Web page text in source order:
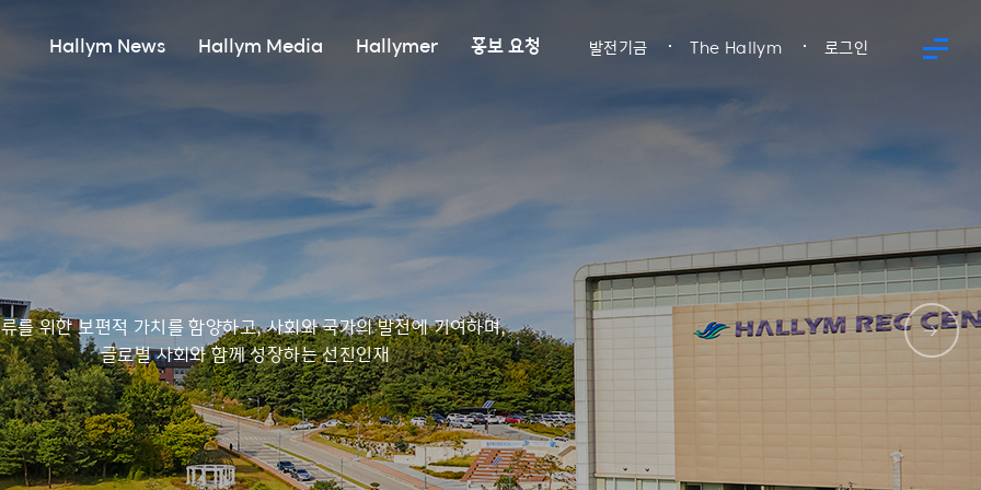
Hallym News Hallym Media Hallymer 홍보 요청 발전기금 The Hallym 로그인
를 위한 보편적 가치를 함양하고, 사회와 국가의 발전에 기여하며,
글로벌 사회와 함께 성장하는 선진인재